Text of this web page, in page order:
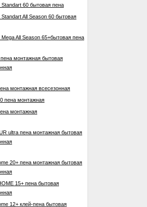
Standart 60 бытовая пена
Standart All Season 60 бытовая
Mega All Season 65+бытовая пена
монтажная бытовая
монтажная всесезонная
пена монтажная
монтажная
ultra пена монтажная бытовая
20+ пена монтажная бытовая
15+ пена бытовая
12+ клей-пена бытовая